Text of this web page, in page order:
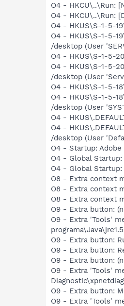
O4 - HKCU\..\Run:
O4 - HKCU\..\Run:
O4 - HKUS\S-1-5-
O4 - HKUS\S-1-5-
/desktop (User
O4 - HKUS\S-1-5-
O4 - HKUS\S-1-5-
/desktop (User
O4 - HKUS\S-1-5-
O4 - HKUS\S-1-5-
/desktop (User
O4 -
O4 -
/desktop (User
O4 - Startup:
O4 - Global
O4 - Global
O8 - Extra context
O8 - Extra context
O8 - Extra context
O9 - Extra button:
O9 - Extra 'Tools'
O9 - Extra button:
O9 - Extra button:
O9 - Extra button:
O9 - Extra 'Tools'
O9 - Extra button:
O9 - Extra 'Tools'